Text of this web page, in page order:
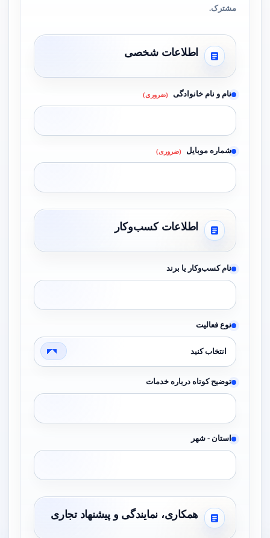
مشترک.
اطلاعات شخصی
نام و نام خانوادگی (ضروری)
شماره موبایل (ضروری)
اطلاعات کسب‌وکار
نام کسب‌وکار یا برند
نوع فعالیت
توضیح کوتاه درباره خدمات
استان - شهر
همکاری، نمایندگی و پیشنهاد تجاری